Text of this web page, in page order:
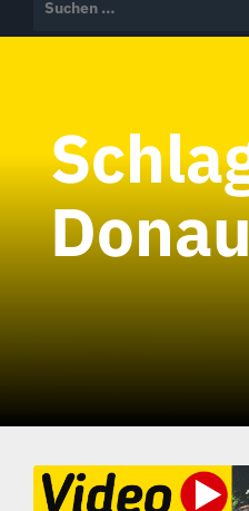
nach: